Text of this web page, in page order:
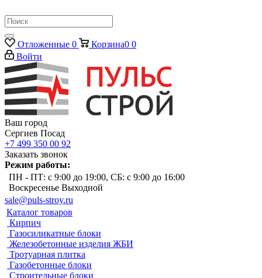
Отложенные 0 Корзина0 0
Войти
Ваш город
Сергиев Посад
+7 499 350 00 92
Заказать звонок
Режим работы:
ПН - ПТ: с 9:00 до 19:00, СБ: с 9:00 до 16:00
Воскресенье Выходной
sale@puls-stroy.ru
Каталог товаров
Кирпич
Газосиликатные блоки
Железобетонные изделия ЖБИ
Тротуарная плитка
Газобетонные блоки
Строительные блоки